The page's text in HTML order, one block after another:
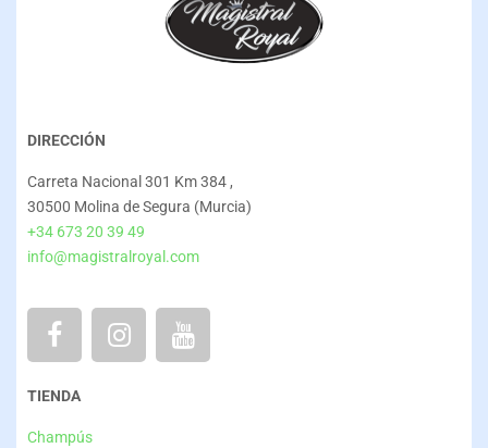
DIRECCIÓN
Carreta Nacional 301 Km 384 ,
30500 Molina de Segura (Murcia)
+34 673 20 39 49
info@magistralroyal.com
TIENDA
Champús